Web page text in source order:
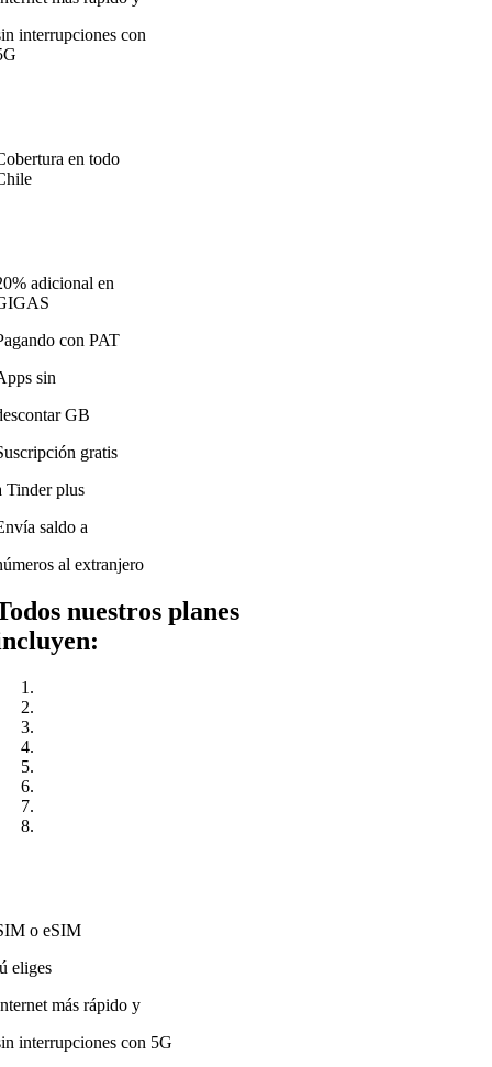
interrupciones con
en todo
adicional en
con PAT
sin
GB
gratis
Tinder plus
saldo a
al extranjero
nuestros planes
o eSIM
eliges
más rápido y
interrupciones con 5G